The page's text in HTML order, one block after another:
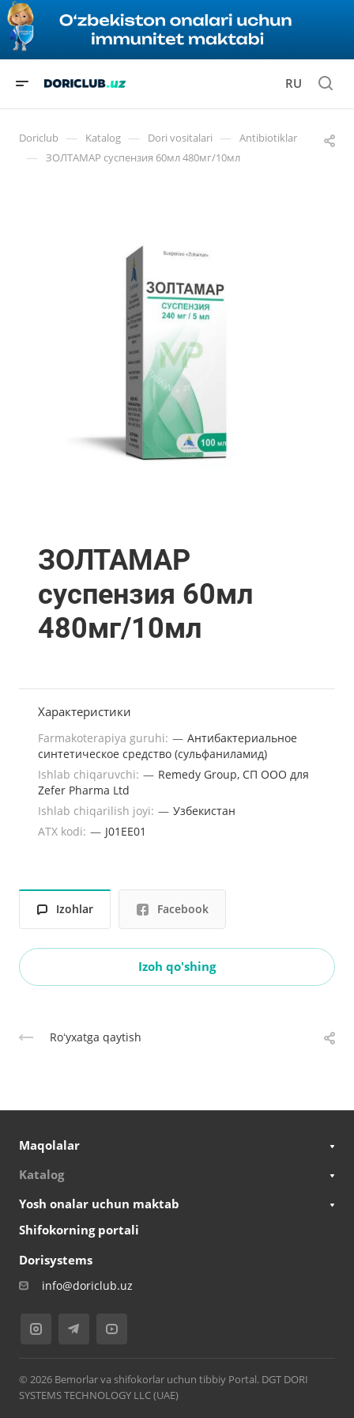
RU
Doriclub — Katalog — Dori vositalari — Antibiotiklar
— ЗОЛТАМАР суспензия 60мл 480мг/10мл
ЗОЛТАМАР
суспензия 60мл
480мг/10мл
Характеристики
Farmakoterapiya guruhi: — Антибактериальное
синтетическое средство (сульфаниламид)
Ishlab chiqaruvchi: — Remedy Group, СП ООО для
Zefer Pharma Ltd
Ishlab chiqarilish joyi: — Узбекистан
ATX kodi: — J01EE01
Izohlar Facebook
Izoh qo'shing
Roʻyxatga qaytish
Maqolalar
Katalog
Yosh onalar uchun maktab
Shifokorning portali
Dorisystems
info@doriclub.uz
© 2026 Bemorlar va shifokorlar uchun tibbiy Portal. DGT DORI
SYSTEMS TECHNOLOGY LLC (UAE)